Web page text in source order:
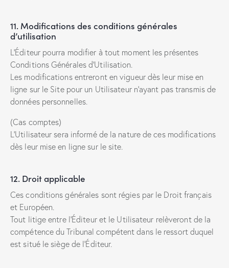
11. Modifications des conditions générales
d’utilisation
L’Éditeur pourra modifier à tout moment les présentes
Conditions Générales d’Utilisation.
Les modifications entreront en vigueur dès leur mise en
ligne sur le Site pour un Utilisateur n’ayant pas transmis de
données personnelles.
(Cas comptes)
L’Utilisateur sera informé de la nature de ces modifications
dès leur mise en ligne sur le site.
12. Droit applicable
Ces conditions générales sont régies par le Droit français
et Européen.
Tout litige entre l’Éditeur et le Utilisateur relèveront de la
compétence du Tribunal compétent dans le ressort duquel
est situé le siège de l’Éditeur.